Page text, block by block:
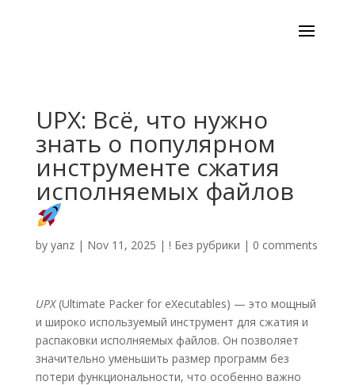
UPX: Всё, что нужно
знать о популярном
инструменте сжатия
исполняемых файлов
by yanz| Nov 11, 2025 | ! Без рубрики | 0 comments
UPX(Ultimate Packer for eXecutables) — это мощный
и широко используемый инструмент для сжатия и
распаковки исполняемых файлов. Он позволяет
значительно уменьшить размер программ без
потери функциональности, что особенно важно